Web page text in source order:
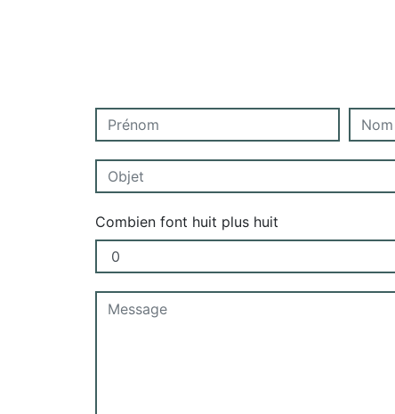
Combien font huit plus huit